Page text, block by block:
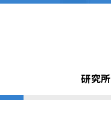
研究所